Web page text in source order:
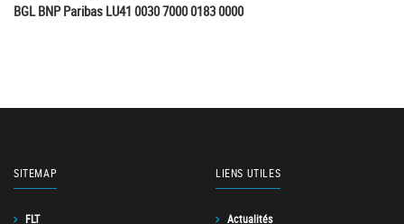
BGL BNP Paribas LU41 0030 7000 0183 0000
SITEMAP
FLT
LIENS UTILES
Actualités